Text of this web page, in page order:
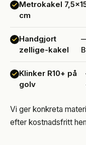
Metrokakel
cm
Handgjort
zellige-kakel
Klinker R10+ på
golv
Vi ger konkreta
efter kostnadsfritt